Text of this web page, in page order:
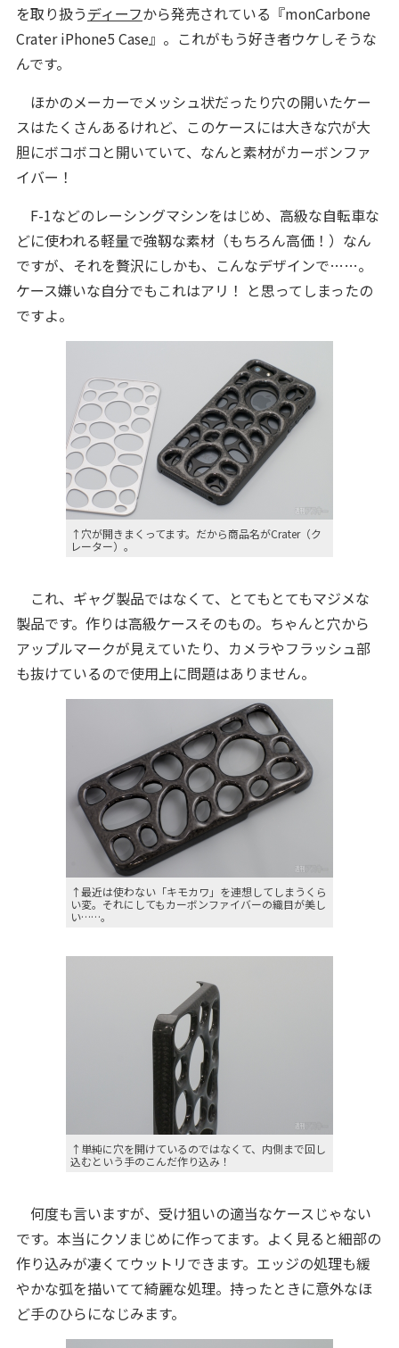
を取り扱うディーフから発売されている『monCarbone
Crater iPhone5 Case』。これがもう好き者ウケしそうな
んです。
ほかのメーカーでメッシュ状だったり穴の開いたケー
スはたくさんあるけれど、このケースには大きな穴が大
胆にボコボコと開いていて、なんと素材がカーボンファ
イバー！
F-1などのレーシングマシンをはじめ、高級な自転車な
どに使われる軽量で強靱な素材（もちろん高価！）なん
ですが、それを贅沢にしかも、こんなデザインで……。
ケース嫌いな自分でもこれはアリ！ と思ってしまったの
ですよ。
↑穴が開きまくってます。だから商品名がCrater（ク
レーター）。
これ、ギャグ製品ではなくて、とてもとてもマジメな
製品です。作りは高級ケースそのもの。ちゃんと穴から
アップルマークが見えていたり、カメラやフラッシュ部
も抜けているので使用上に問題はありません。
↑最近は使わない「キモカワ」を連想してしまうくら
い変。それにしてもカーボンファイバーの織目が美し
い……。
↑単純に穴を開けているのではなくて、内側まで回し
込むという手のこんだ作り込み！
何度も言いますが、受け狙いの適当なケースじゃない
です。本当にクソまじめに作ってます。よく見ると細部の
作り込みが凄くてウットリできます。エッジの処理も緩
やかな弧を描いてて綺麗な処理。持ったときに意外なほ
ど手のひらになじみます。